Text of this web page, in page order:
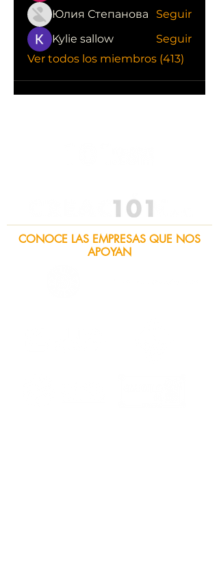
Юлия Степанова
Seguir
Kylie sallow
Seguir
Ver todos los miembros (413)
CONOCE LAS EMPRESAS QUE NOS
APOYAN